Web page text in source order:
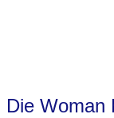
Die Woman